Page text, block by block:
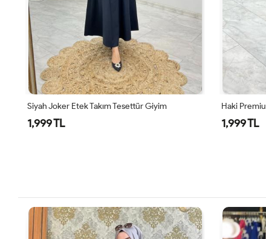
Siyah Joker Etek Takım Tesettür Giyim
1,999 TL
Haki
1,999 TL